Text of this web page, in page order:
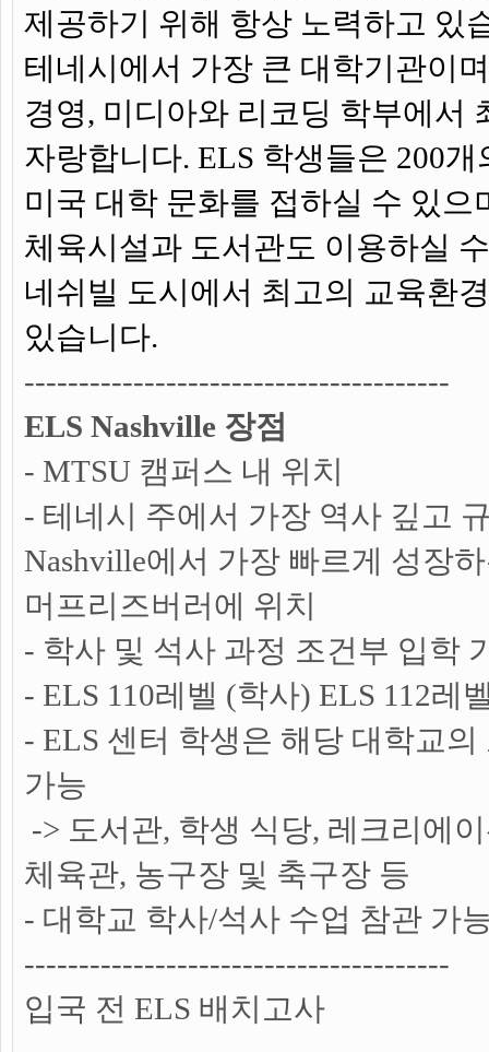
제공하기 위해 항상 노력하고 있
테네시에서 가장 큰 대학기관이
경영, 미디아와 리코딩 학부에서
자랑합니다. ELS 학생들은 200
미국 대학 문화를 접하실 수 있으
체육시설과 도서관도 이용하실
네쉬빌 도시에서 최고의 교육환
있습니다.
---------------------------------------
ELS Nashville 장점
- MTSU 캠퍼스 내 위치
- 테네시 주에서 가장 역사 깊고
Nashville에서 가장 빠르게 성장
머프리즈버러에 위치
- 학사 및 석사 과정 조건부 입학
- ELS 110레벨 (학사) ELS 112레
- ELS 센터 학생은 해당 대학교
가능
-> 도서관, 학생 식당, 레크리에
체육관, 농구장 및 축구장 등
- 대학교 학사/석사 수업 참관 가
---------------------------------------
입국 전 ELS 배치고사